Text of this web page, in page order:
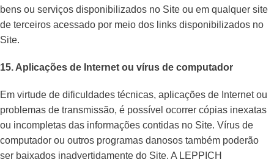
bens ou serviços disponibilizados no Site ou em qualquer site
de terceiros acessado por meio dos links disponibilizados no
Site.
15. Aplicações de Internet ou vírus de computador
Em virtude de dificuldades técnicas, aplicações de Internet ou
problemas de transmissão, é possível ocorrer cópias inexatas
ou incompletas das informações contidas no Site. Vírus de
computador ou outros programas danosos também poderão
ser baixados inadvertidamente do Site. A LEPPICH